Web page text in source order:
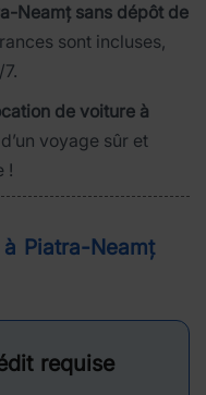
Neamț sans dépôt de
sont incluses,
de voiture à
voyage sûr et
!
Piatra-Neamț
requise